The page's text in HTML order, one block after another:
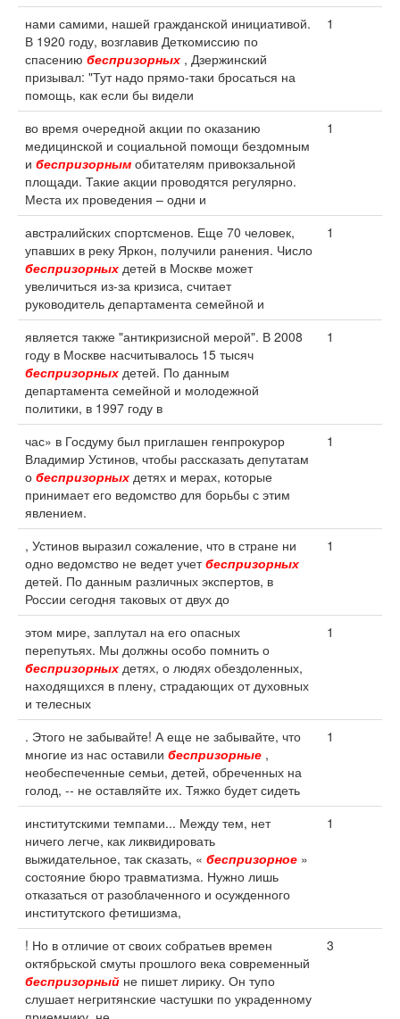
нами самими, нашей гражданской инициативой.
В 1920 году, возглавив Деткомиссию по
спасению беспризорных , Дзержинский
призывал: "Тут надо прямо-таки бросаться на
помощь, как если бы видели
1
во время очередной акции по оказанию
медицинской и социальной помощи бездомным
и беспризорным обитателям привокзальной
площади. Такие акции проводятся регулярно.
Места их проведения – одни и
1
австралийских спортсменов. Еще 70 человек,
упавших в реку Яркон, получили ранения. Число
беспризорных детей в Москве может
увеличиться из-за кризиса, считает
руководитель департамента семейной и
1
является также "антикризисной мерой". В 2008
году в Москве насчитывалось 15 тысяч
беспризорных детей. По данным
департамента семейной и молодежной
политики, в 1997 году в
1
час» в Госдуму был приглашен генпрокурор
Владимир Устинов, чтобы рассказать депутатам
о беспризорных детях и мерах, которые
принимает его ведомство для борьбы с этим
явлением.
1
, Устинов выразил сожаление, что в стране ни
одно ведомство не ведет учетбеспризорных
детей. По данным различных экспертов, в
России сегодня таковых от двух до
1
этом мире, заплутал на его опасных
перепутьях. Мы должны особо помнить о
беспризорных детях, о людях обездоленных,
находящихся в плену, страдающих от духовных
и телесных
1
. Этого не забывайте! А еще не забывайте, что
многие из нас оставили беспризорные ,
необеспеченные семьи, детей, обреченных на
голод, -- не оставляйте их. Тяжко будет сидеть
1
институтскими темпами... Между тем, нет
ничего легче, как ликвидировать
выжидательное, так сказать, « беспризорное »
состояние бюро травматизма. Нужно лишь
отказаться от разоблаченного и осужденного
институтского фетишизма,
1
! Но в отличие от своих собратьев времен
октябрьской смуты прошлого века современный
беспризорный не пишет лирику. Он тупо
слушает негритянские частушки по украденному
3